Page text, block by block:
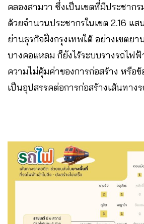
คลองสามวา ซึ่งเป็นเขตที่มีประชาก
ด้วยจำนวนประชากรในเขต 2.16 แ
ย่านธุรกิจฝั่งกรุงเทพใต้ อย่างเขตยา
บางคอแหลม ก็ยังไร้ระบบรางรถไฟ
ความไม่คุ้มค่าของการก่อสร้าง หรือ
เป็นอุปสรรคต่อการก่อสร้างเส้นทาง